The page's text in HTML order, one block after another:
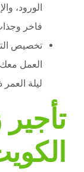
الورود،
فاخر
تخصيص
العمل
ليلة